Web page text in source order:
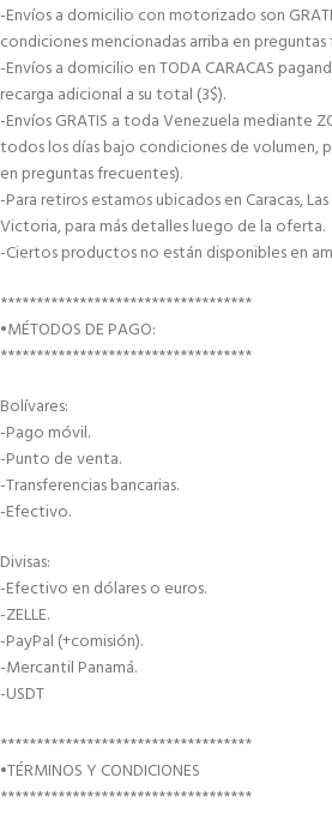
-Envíos a domicilio con motorizado son
condiciones mencionadas arriba en
-Envíos a domicilio en TODA CARACAS
recarga adicional a su total (3$).
-Envíos GRATIS a toda Venezuela mediante
todos los días bajo condiciones de volumen,
en preguntas frecuentes).
-Para retiros estamos ubicados en Caracas,
Victoria, para más detalles luego de la oferta.
-Ciertos productos no están disponibles en
***********************************
•MÉTODOS DE PAGO:
***********************************
Bolívares:
-Pago móvil.
-Punto de venta.
-Transferencias bancarias.
-Efectivo.
Divisas:
-Efectivo en dólares o euros.
-ZELLE.
-PayPal (+comisión).
-Mercantil Panamá.
-USDT
***********************************
•TÉRMINOS Y CONDICIONES
***********************************